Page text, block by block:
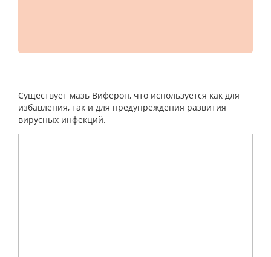
Существует мазь Виферон, что используется как для
избавления, так и для предупреждения развития
вирусных инфекций.